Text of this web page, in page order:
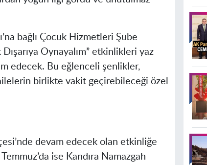
bağlı Çocuk Hizmetleri Şube
Oynayalım” etkinlikleri yaz
edecek. Bu eğlenceli şenlikler,
birlikte vakit geçirebileceği özel
devam edecek olan etkinliğe
ise Kandıra Namazgah